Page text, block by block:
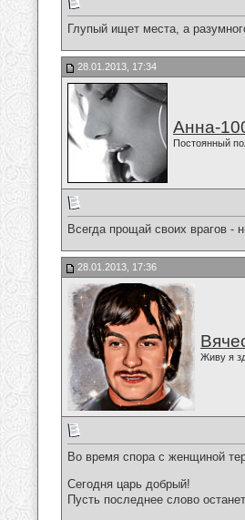
Глупый ищет места, а
28.01.2013, 17:34
Анна-
Постоянный
Всегда прощай своих врагов -
28.01.2013, 17:36
Живу я
Во время спора с женщиной
Сегодня царь добрый!
Пусть последнее слово